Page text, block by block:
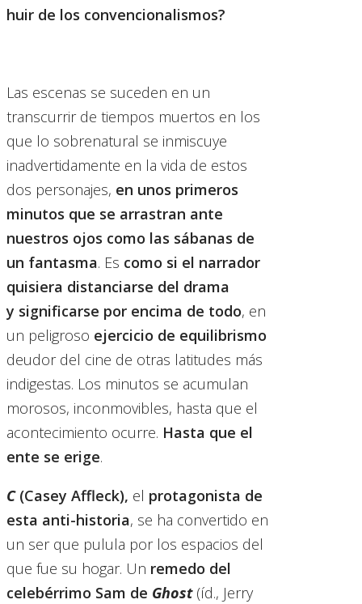
huir de los convencionalismos?
Las escenas se suceden en un
transcurrir de tiempos muertos en los
que lo sobrenatural se inmiscuye
inadvertidamente en la vida de estos
dos personajes, en unos primeros
minutos que se arrastran ante
nuestros ojos como las sábanas de
un fantasma. Es como si el narrador
quisiera distanciarse del drama
y significarse por encima de todo, en
un peligroso ejercicio de equilibrismo
deudor del cine de otras latitudes más
indigestas. Los minutos se acumulan
morosos, inconmovibles, hasta que el
acontecimiento ocurre. Hasta que el
ente se erige.
C (Casey Affleck), el protagonista de
esta anti-historia, se ha convertido en
un ser que pulula por los espacios del
que fue su hogar. Un remedo del
celebérrimo Sam de Ghost (íd., Jerry